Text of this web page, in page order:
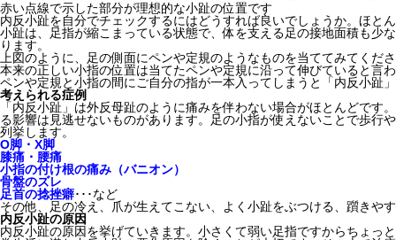
赤い点線で示した部分が理想的な小趾の位置です
内反小趾を自分でチェックするにはどうすれば良いでしょうか。ほと
小趾は、足指が縮こまっている状態で、体を支える足の接地面積も少
ります。
上図のように、足の側面にペンや定規のようなものを当ててみてくだ
本来の正しい小指の位置は当てたペンや定規に沿って伸びていると言
ペンや定規と小指の間にご自分の指が一本入ってしまうと「内反小趾
考えられる症例
「内反小趾」は外反母趾のように痛みを伴わない場合がほとんどで
る影響は見逃せないものがあります。足の小指が使えないことで歩行
列挙します。
O脚・X脚
膝痛・腰痛
小指の付け根の痛み（バニオン）
骨盤のズレ
足首の捻挫癖･･･など
その他、足の冷え、爪が生えてこない、よく小趾をぶつける、躓きや
内反小趾の原因
内反小趾の原因を挙げていきます。小さくて弱い足指ですからちょっ